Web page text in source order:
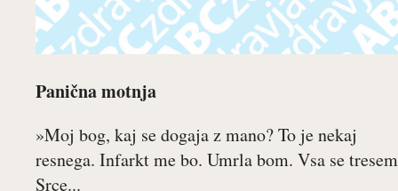
Panična motnja
»Moj bog, kaj se dogaja z mano? To je nekaj
resnega. Infarkt me bo. Umrla bom. Vsa se
Srce...